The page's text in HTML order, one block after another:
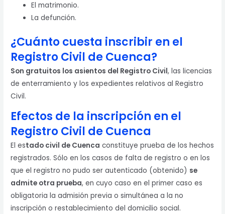
El matrimonio.
La defunción.
¿Cuánto cuesta inscribir en el
Registro Civil de Cuenca?
Son gratuitos los asientos del Registro Civil, las licencias
de enterramiento y los expedientes relativos al Registro
Civil.
Efectos de la inscripción en el
Registro Civil de Cuenca
El estado civil de Cuenca constituye prueba de los hechos
registrados. Sólo en los casos de falta de registro o en los
que el registro no pudo ser autenticado (obtenido) se
admite otra prueba, en cuyo caso en el primer caso es
obligatoria la admisión previa o simultánea a la no
inscripción o restablecimiento del domicilio social.